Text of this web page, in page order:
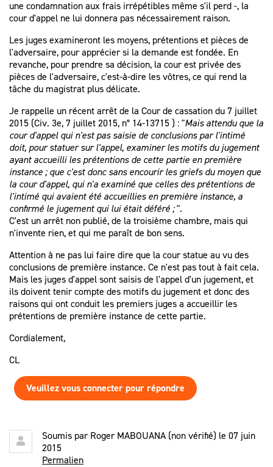
une condamnation aux frais irrépétibles même s'il perd -, la
cour d'appel ne lui donnera pas nécessairement raison.
Les juges examineront les moyens, prétentions et pièces de
l'adversaire, pour apprécier si la demande est fondée. En
revanche, pour prendre sa décision, la cour est privée des
pièces de l'adversaire, c'est-à-dire les vôtres, ce qui rend la
tâche du magistrat plus délicate.
Je rappelle un récent arrêt de la Cour de cassation du 7 juillet
2015 (Civ. 3e, 7 juillet 2015, n° 14-13715 ) : "Mais attendu que la
cour d'appel qui n'est pas saisie de conclusions par l'intimé
doit, pour statuer sur l'appel, examiner les motifs du jugement
ayant accueilli les prétentions de cette partie en première
instance ; que c'est donc sans encourir les griefs du moyen que
la cour d'appel, qui n'a examiné que celles des prétentions de
l'intimé qui avaient été accueillies en première instance, a
confirmé le jugement qui lui était déféré ;".
C'est un arrêt non publié, de la troisième chambre, mais qui
n'invente rien, et qui me paraît de bon sens.
Attention à ne pas lui faire dire que la cour statue au vu des
conclusions de première instance. Ce n'est pas tout à fait cela.
Mais les juges d'appel sont saisis de l'appel d'un jugement, et
ils doivent tenir compte des motifs du jugement et donc des
raisons qui ont conduit les premiers juges a accueillir les
prétentions de première instance de cette partie.
Cordialement,
CL
Veuillez vous connecter pour répondre
Soumis parRoger MABOUANA (non vérifié) le 07 juin
2015
Permalien